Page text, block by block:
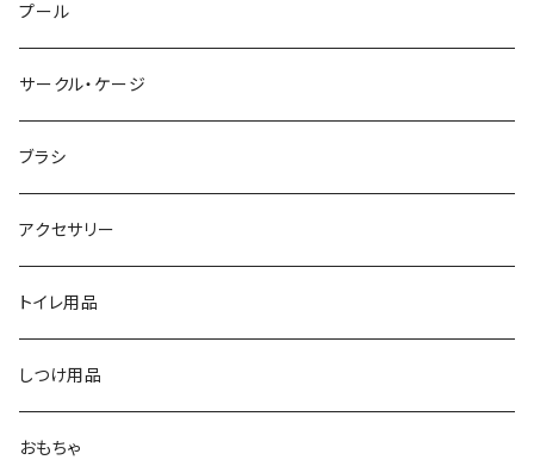
プール
サークル・ケージ
ブラシ
アクセサリー
トイレ用品
しつけ用品
おもちゃ